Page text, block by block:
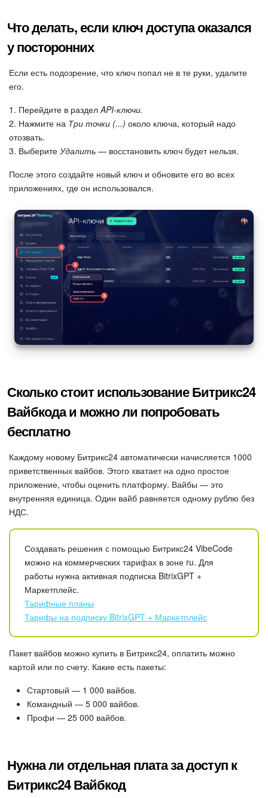
Что делать, если ключ доступа оказался
у посторонних
Если есть подозрение, что ключ попал не в те руки, удалите
его.
1. Перейдите в раздел API-ключи.
2. Нажмите на Три точки (...) около ключа, который надо
отозвать.
3. Выберите Удалить — восстановить ключ будет нельзя.
После этого создайте новый ключ и обновите его во всех
приложениях, где он использовался.
Сколько стоит использование Битрикс24
Вайбкода и можно ли попробовать
бесплатно
Каждому новому Битрикс24 автоматически начисляется 1000
приветственных вайбов. Этого хватает на одно простое
приложение, чтобы оценить платформу. Вайбы — это
внутренняя единица. Один вайб равняется одному рублю без
НДС.
Создавать решения с помощью Битрикс24 VibeCode
можно на коммерческих тарифах в зоне ru. Для
работы нужна активная подписка BitrixGPT +
Маркетплейс.
Тарифные планы
Тарифы на подписку BitrixGPT + Маркетплейс
Пакет вайбов можно купить в Битрикс24, оплатить можно
картой или по счету. Какие есть пакеты:
Стартовый — 1 000 вайбов.
Командный — 5 000 вайбов.
Профи — 25 000 вайбов.
Нужна ли отдельная плата за доступ к
Битрикс24 Вайбкод